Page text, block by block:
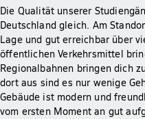
Die Qualität unserer
Deutschland gleich. Am
Lage und gut erreichbar über
öffentlichen Verkehrsmittel
Regionalbahnen bringen dich
dort aus sind es nur wenige
Gebäude ist modern und
vom ersten Moment an gut